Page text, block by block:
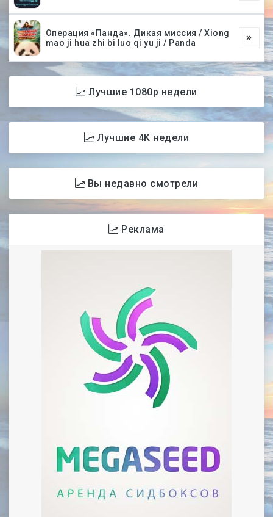
Операция «Панда». Дикая миссия / Xiong
mao ji hua zhi bi luo qi yu ji / Panda
Лучшие 1080p недели
Лучшие 4K недели
Вы недавно смотрели
Реклама